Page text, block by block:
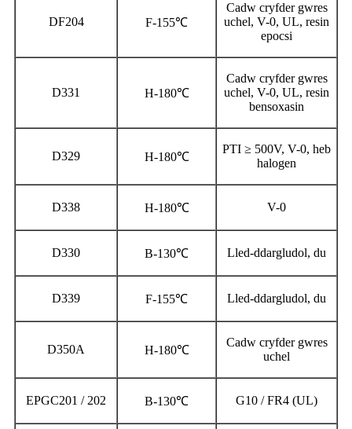
DF204 F-155℃
Cadw cryfder gwres
uchel, V-0, UL, resin
epocsi
D331 H-180℃
Cadw cryfder gwres
uchel, V-0, UL, resin
bensoxasin
D329 H-180℃
PTI ≥ 500V, V-0, heb
halogen
D338 H-180℃ V-0
D330 B-130℃ Lled-ddargludol, du
D339 F-155℃ Lled-ddargludol, du
D350A H-180℃
Cadw cryfder gwres
uchel
EPGC201 / 202 B-130℃ G10 / FR4 (UL)